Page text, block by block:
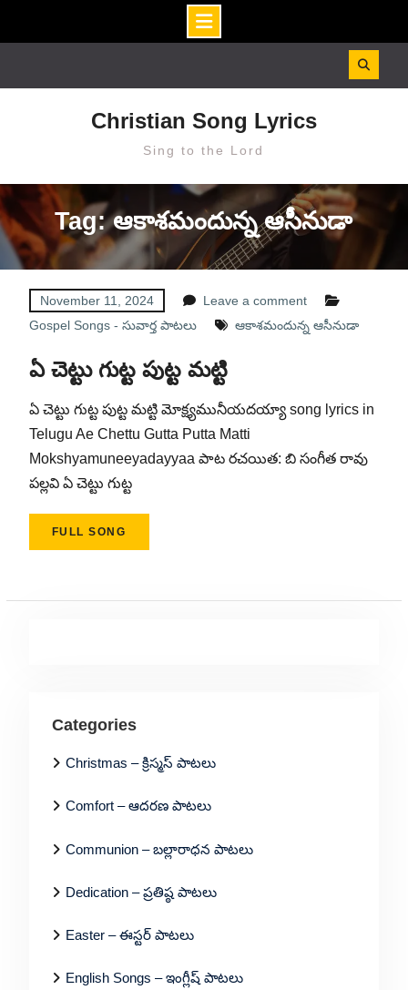
Christian Song Lyrics
Sing to the Lord
Tag: ఆకాశమందున్న ఆసీనుడా
November 11, 2024
Leave a comment
Gospel Songs - సువార్త పాటలు
ఆకాశమందున్న ఆసీనుడా
ఏ చెట్టు గుట్ట పుట్ట మట్టి
ఏ చెట్టు గుట్ట పుట్ట మట్టి మోక్ష్యమునీయదయ్యా song lyrics in
Telugu Ae Chettu Gutta Putta Matti
Mokshyamuneeyadayyaa పాట రచయిత: బి సంగీత రావు
పల్లవి ఏ చెట్టు గుట్ట
FULL SONG
Categories
Christmas – క్రిస్మస్ పాటలు
Comfort – ఆదరణ పాటలు
Communion – బల్లారాధన పాటలు
Dedication – ప్రతిష్ఠ పాటలు
Easter – ఈస్టర్ పాటలు
English Songs – ఇంగ్లీష్ పాటలు